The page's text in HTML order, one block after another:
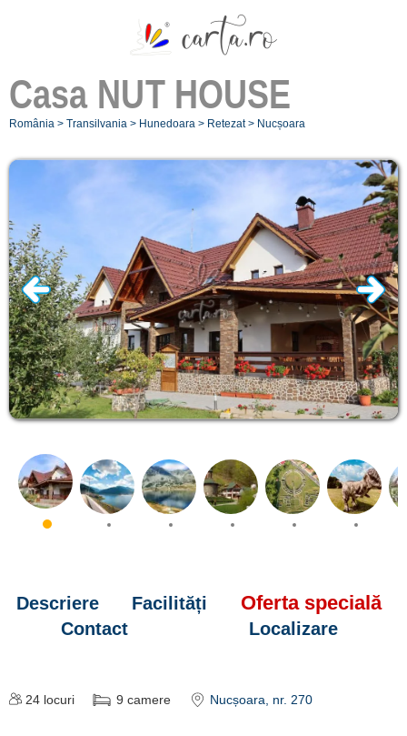
Casa NUT HOUSE
România > Transilvania > Hunedoara > Retezat> Nucșoara
Descriere Facilități Oferta specială
Contact Localizare
24 locuri 9 camere Nucșoara , nr. 270